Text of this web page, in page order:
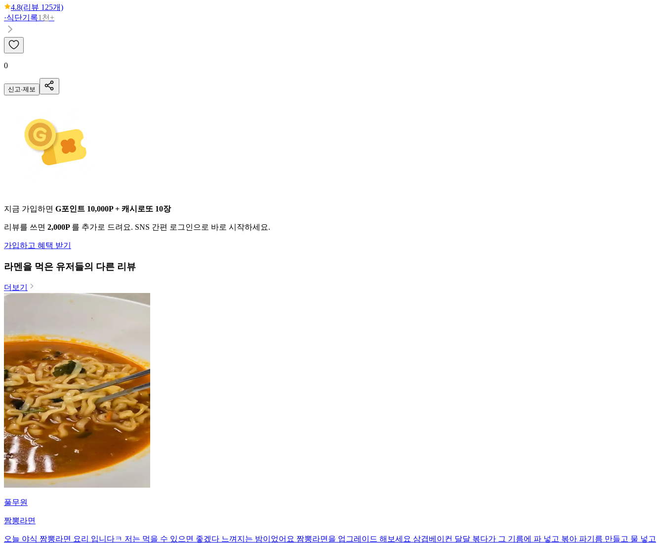
4.8(리뷰 125개)
·식단기록1천+
0
신고·제보
지금 가입하면 G포인트 10,000P + 캐시로또 10장
리뷰를 쓰면 2,000P 를 추가로 드려요. SNS 간편 로그인으로 바로 시작하세요.
가입하고 혜택 받기
라멘 을 먹은 유저들의 다른 리뷰
더보기
풀무원
짬뽕라면
오늘 야식 짬뽕라면 요리 입니다ㅋ 저는 먹을 수 있으면 좋겠다 느껴지는 밤이었어요 짬뽕라면을 업그레이드 해보세요 삼겹베이컨 달달 볶다가 그 기름에 파 넣고 볶아 파기름 만들고 물 넣고